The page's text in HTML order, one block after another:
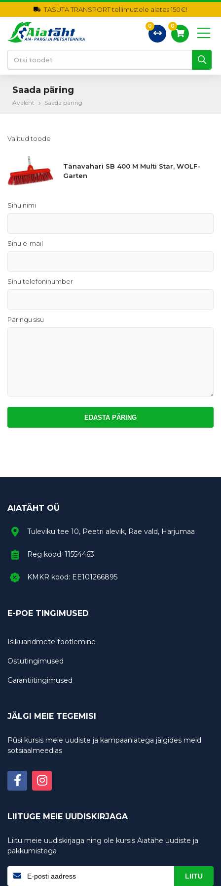
TASUTA TRANSPORT tellimustele alates 150€!
0 0
Saada päring
Avaleht Saada päring
Valitud toode
Tänavahari SB 400 M Multi Star, WOLF-
Garten
Sinu nimi
Sinu e-mail
Sinu telefoninumber
Päringu sisu
EDASTA PÄRING
AIATÄHT OÜ
Tuleviku tee 10, Peetri alevik, Rae vald, Harjumaa
Reg kood: 11554463
KMKR kood: EE101266895
E-POE TINGIMUSED
Isikuandmete töötlemine
Ostutingimused
Garantiitingimused
JÄLGI MEIE TEGEMISI
Püsi kursis meie uudiste ja kampaaniatega jälgides meid
sotsiaalmeedias
LIITUGE MEIE UUDISKIRJAGA
Liitu meie uudiskirjaga ning ole kursis Aiatähe uudiste ja
pakkumistega
LIITU